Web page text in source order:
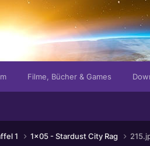
Filme, Bücher & Games
1 1x05 - Stardust City Rag